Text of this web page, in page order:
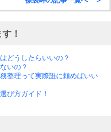
！
どうしたらいいの？
いの？
整理って実際誰に頼めばいい
び方ガイド！